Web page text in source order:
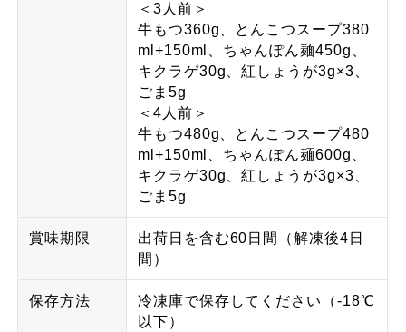
＜3人前＞
牛もつ360g、とんこつスープ380
ml+150ml、ちゃんぽん麺450g、
キクラゲ30g、紅しょうが3g×3、
ごま5g
＜4人前＞
牛もつ480g、とんこつスープ480
ml+150ml、ちゃんぽん麺600g、
キクラゲ30g、紅しょうが3g×3、
ごま5g
賞味期限
出荷日を含む60日間（解凍後4日
間）
保存方法
冷凍庫で保存してください（-18℃
以下）